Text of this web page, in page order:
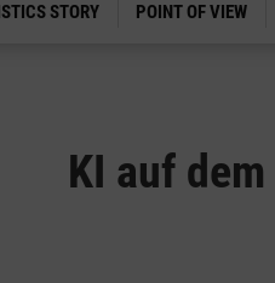
STORY POINT OF VIEW
KI auf